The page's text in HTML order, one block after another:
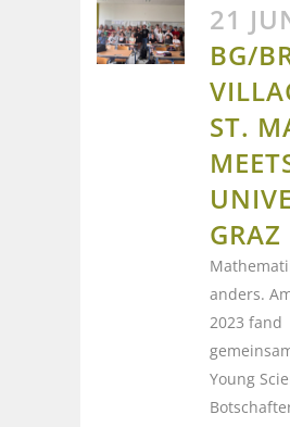
21
BG/
ST.
GRAZ
anders.
2023 fand
Young